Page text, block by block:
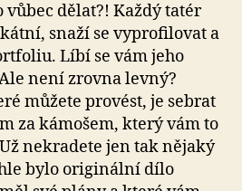
vůbec dělat?! Každý tatér
snaží se vyprofilovat a
Líbí se vám jeho
není zrovna levný?
můžete provést, je sebrat
za kámošem, který vám to
nekradete jen tak nějaký
bylo originální dílo